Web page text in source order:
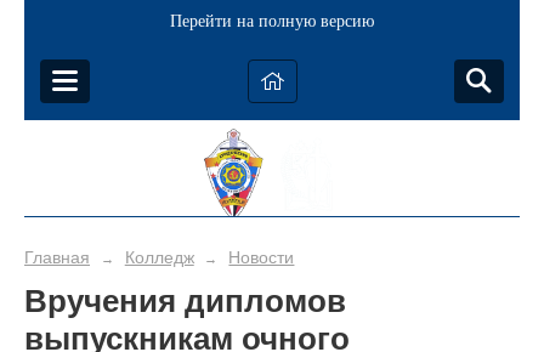
Перейти на полную версию
Главная → Колледж → Новости
Вручения дипломов
выпускникам очного